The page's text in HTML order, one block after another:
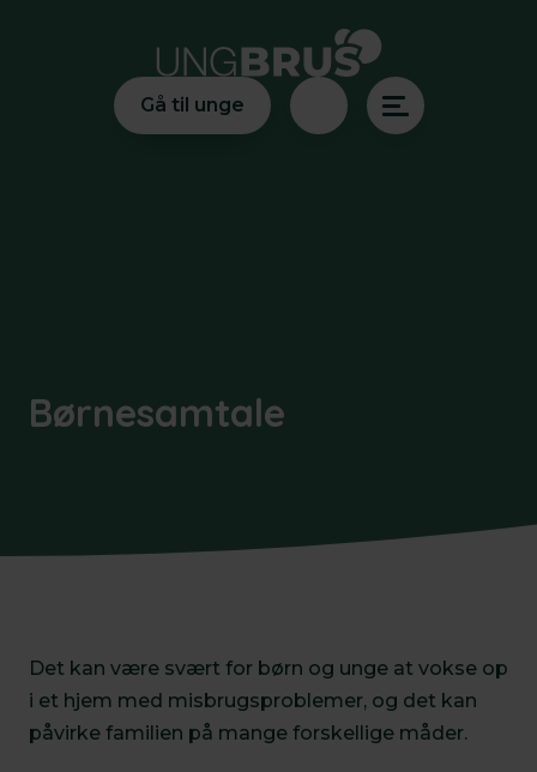
Gå til unge
Børnesamtale
Det kan være svært for børn og unge at vokse op
i et hjem med misbrugsproblemer, og det kan
påvirke familien på mange forskellige måder.